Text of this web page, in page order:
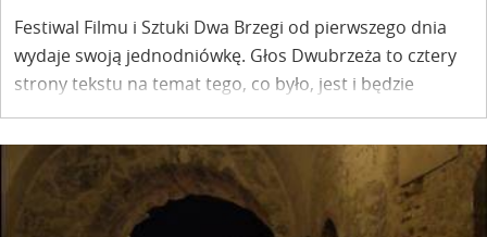
Festiwal Filmu i Sztuki Dwa Brzegi od pierwszego dnia
wydaje swoją jednodniówkę. Głos Dwubrzeża to cztery
strony tekstu na temat tego, co było, jest i będzie
podczas ośmiu dni kazimierskiego Festiwalu. Dziś -
numer czwarty.